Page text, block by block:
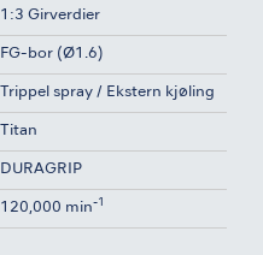
1:3 Girverdier
FG-bor (Ø1.6)
Trippel spray / Ekstern kjøling
Titan
DURAGRIP
120,000 min-1